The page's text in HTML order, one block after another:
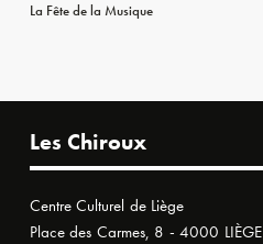
La Fête de la Musique
Les Chiroux
Centre Culturel de Liège
Place des Carmes, 8 - 4000 LIÈGE